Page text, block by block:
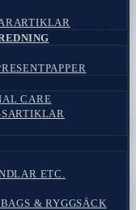
CARE
ETC.
& RYGGSÄCK